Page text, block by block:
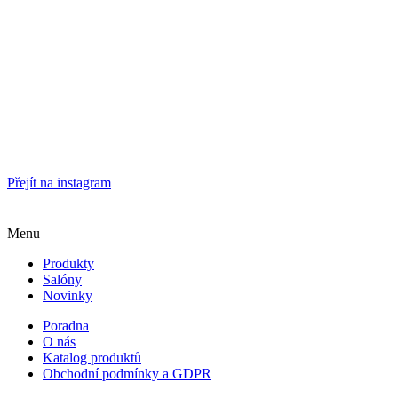
Přejít na instagram
Menu
Produkty
Salóny
Novinky
Poradna
O nás
Katalog produktů
Obchodní podmínky a GDPR